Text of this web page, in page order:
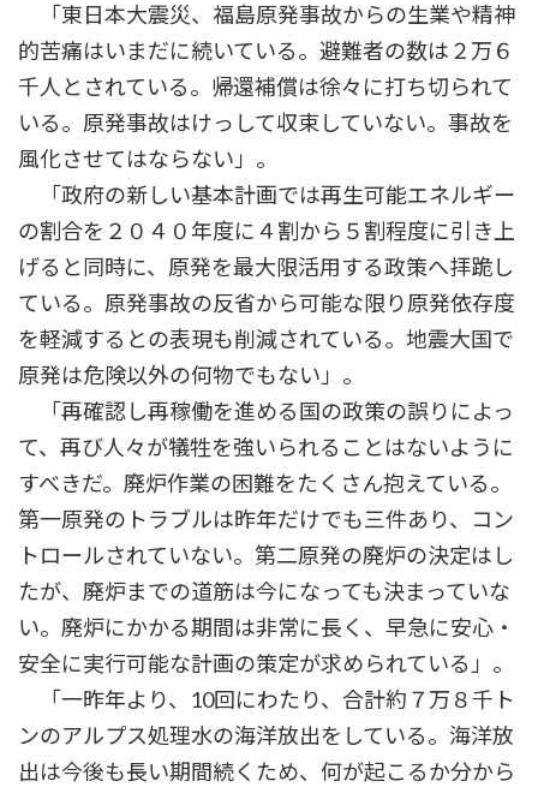
「東日本大震災、福島原発事故からの生業や精神
的苦痛はいまだに続いている。避難者の数は２万６
千人とされている。帰還補償は徐々に打ち切られて
いる。原発事故はけっして収束していない。事故を
風化させてはならない」。
「政府の新しい基本計画では再生可能エネルギー
の割合を２０４０年度に４割から５割程度に引き上
げると同時に、原発を最大限活用する政策へ拝跪し
ている。原発事故の反省から可能な限り原発依存度
を軽減するとの表現も削減されている。地震大国で
原発は危険以外の何物でもない」。
「再確認し再稼働を進める国の政策の誤りによっ
て、再び人々が犠牲を強いられることはないように
すべきだ。廃炉作業の困難をたくさん抱えている。
第一原発のトラブルは昨年だけでも三件あり、コン
トロールされていない。第二原発の廃炉の決定はし
たが、廃炉までの道筋は今になっても決まっていな
い。廃炉にかかる期間は非常に長く、早急に安心・
安全に実行可能な計画の策定が求められている」。
「一昨年より、10回にわたり、合計約７万８千ト
ンのアルプス処理水の海洋放出をしている。海洋放
出は今後も長い期間続くため、何が起こるか分から